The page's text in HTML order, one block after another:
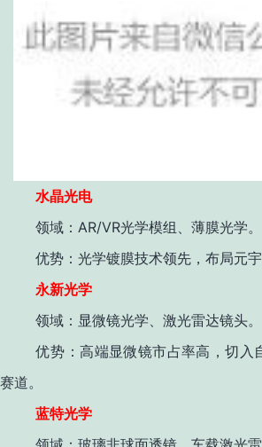
水晶光电
领域 ： AR/VR光学模组、薄膜光学。
优势 ：光学镀膜技术领先，布局元
永新光学
领域 ：显微镜光学、激光雷达镜头。
优势 ：高端显微镜市占率高，切入
赛道。
蓝特光学